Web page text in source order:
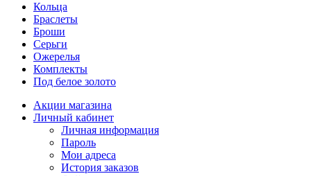
Кольца
Браслеты
Броши
Серьги
Ожерелья
Комплекты
Под белое золото
Акции магазина
Личный кабинет
Личная информация
Пароль
Мои адреса
История заказов